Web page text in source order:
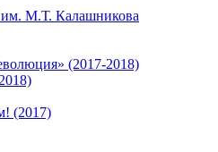
М.Т. Калашникова
(2017-2018)
(2017)